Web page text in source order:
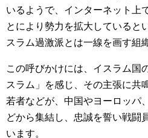
いるようで、インターネット上
とにより勢力を拡大していると
スラム過激派とは一線を画す組
この呼びかけには、イスラム国
スラム」を感じ、その主張に共
若者などが、中国やヨーロッパ
どから集結し、忠誠を誓い戦闘
います。